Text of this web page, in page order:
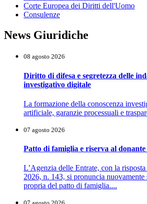
Corte Europea dei Diritti dell'Uomo
Consulenze
News Giuridiche
08 agosto 2026
Diritto di difesa e segretezza delle
investigativo digitale
La formazione della conoscenza
artificiale, garanzie processuali e
07 agosto 2026
Patto di famiglia e riserva al
L’Agenzia delle Entrate, con la
2026, n. 143, si pronuncia nuovamente
propria del patto di famiglia....